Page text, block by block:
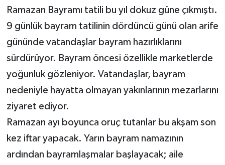
Ramazan Bayramı tatili bu yıl dokuz güne çıkmıştı.
9 günlük bayram tatilinin dördüncü günü olan arife
gününde vatandaşlar bayram hazırlıklarını
sürdürüyor. Bayram öncesi özellikle marketlerde
yoğunluk gözleniyor. Vatandaşlar, bayram
nedeniyle hayatta olmayan yakınlarının mezarlarını
ziyaret ediyor.
Ramazan ayı boyunca oruç tutanlar bu akşam son
kez iftar yapacak. Yarın bayram namazının
ardından bayramlaşmalar başlayacak; aile